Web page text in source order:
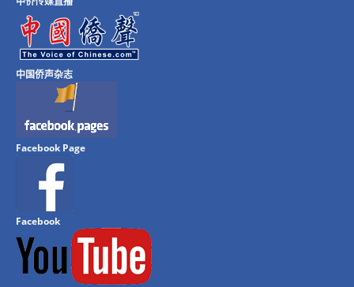
中国侨声杂志
Facebook Page
Facebook